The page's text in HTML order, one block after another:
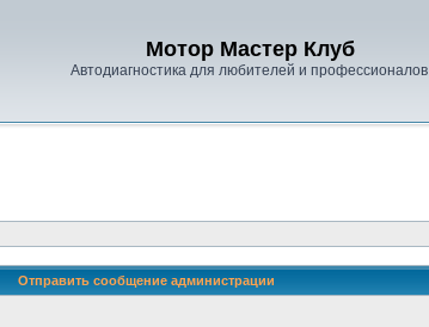
Мотор Мастер Клуб
Автодиагностика для любителей и профессионалов
Отправить сообщение администрации